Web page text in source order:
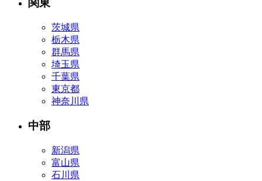
関東
茨城県
栃木県
群馬県
埼玉県
千葉県
東京都
神奈川県
中部
新潟県
富山県
石川県